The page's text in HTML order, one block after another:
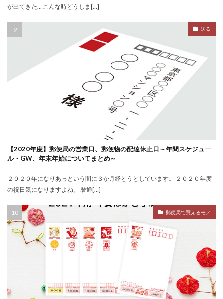
が出てきた… こんな時どうしま[…]
送る
【2020年度】郵便局の営業日、郵便物の配達休止日～年間スケジュー
ル・GW、年末年始についてまとめ～
２０２０年になりあっという間に３か月経とうとしています。 ２０２０年度
の祝日気になりますよね。 暦通[…]
郵便局で買えるモノ